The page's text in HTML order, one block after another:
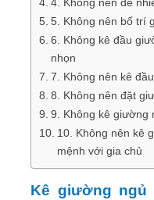
4. Không nên để
5. Không nên bố trí
6. Không kê đầu
nhọn
7. Không nên kê
8. Không nên đặt
9. Không kê giường
10. Không nên kê
mệnh với gia chủ
Kê giường ngủ